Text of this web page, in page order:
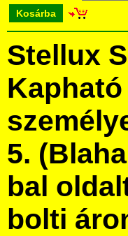
Kosárba
Stellux
5.
bal
bolti